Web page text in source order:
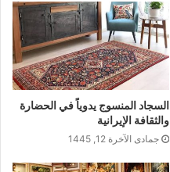
السجاد المنسوج يدوياً في الحضارة
والثقافة الإيرانية
جمادى الآخرة 12, 1445